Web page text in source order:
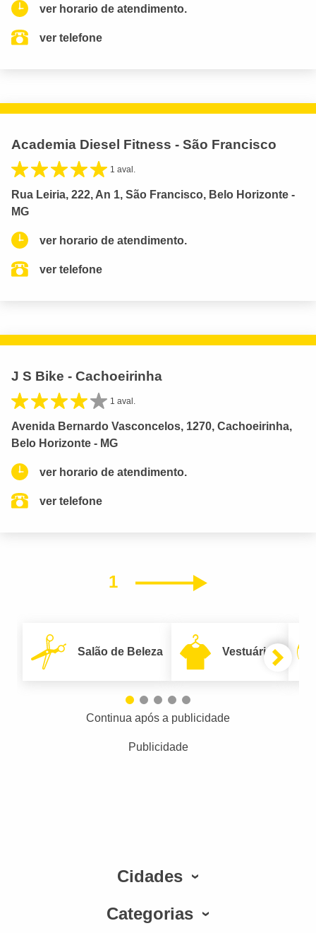
ver horario de atendimento.
ver telefone
Academia Diesel Fitness - São Francisco
1 aval.
Rua Leiria, 222, An 1, São Francisco, Belo Horizonte -
MG
ver horario de atendimento.
ver telefone
J S Bike - Cachoeirinha
1 aval.
Avenida Bernardo Vasconcelos, 1270, Cachoeirinha,
Belo Horizonte - MG
ver horario de atendimento.
ver telefone
1 Próximo
Salão de Beleza Vestuário
Continua após a publicidade
Publicidade
Cidades
Categorias